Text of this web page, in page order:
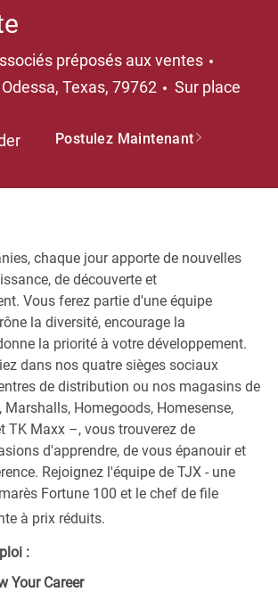
préposés aux ventes
Emplacement
Odessa, Texas, 79762 Sur place
Postulez Maintenant
chaque jour apporte de nouvelles
de découverte et
Vous ferez partie d'une équipe
la diversité, encourage la
la priorité à votre développement.
dans nos quatre sièges sociaux
de distribution ou nos magasins de
Homegoods, Homesense,
TK Maxx –, vous trouverez de
d'apprendre, de vous épanouir et
Rejoignez l'équipe de TJX - une
Fortune 100 et le chef de file
à prix réduits.
:
Your Career